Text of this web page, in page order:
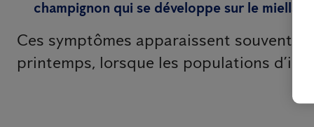
champignon qui se développe sur le miellat
Ces symptômes apparaissent souvent en
printemps, lorsque les populations